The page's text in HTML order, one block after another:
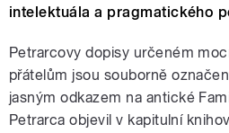
intelektuála a pragmatického
Petrarcovy dopisy určeném
přátelům jsou souborně
jasným odkazem na antické
Petrarca objevil v kapitulní